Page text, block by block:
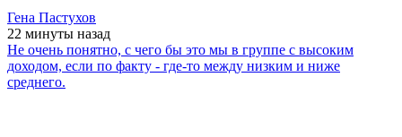
Гена Пастухов
22 минуты назад
Не очень понятно, с чего бы это мы в группе с высоким
доходом, если по факту - где-то между низким и ниже
среднего.